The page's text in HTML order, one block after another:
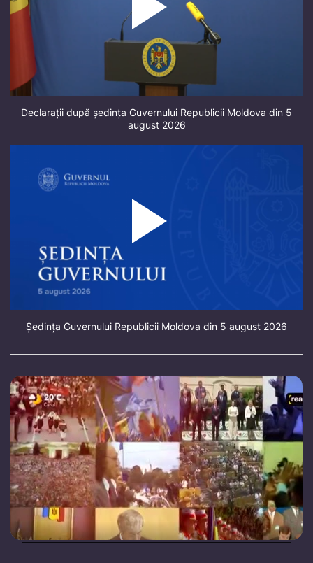
Declarații după ședința Guvernului Republicii Moldova din 5
august 2026
Ședința Guvernului Republicii Moldova din 5 august 2026